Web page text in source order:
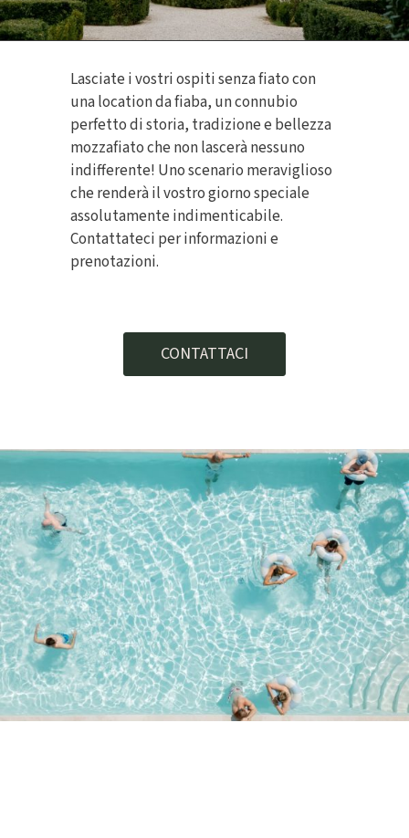
Lasciate i vostri ospiti senza fiato con
una location da fiaba, un connubio
perfetto di storia, tradizione e bellezza
mozzafiato che non lascerà nessuno
indifferente! Uno scenario meraviglioso
che renderà il vostro giorno speciale
assolutamente indimenticabile.
Contattateci per informazioni e
prenotazioni.
CONTATTACI